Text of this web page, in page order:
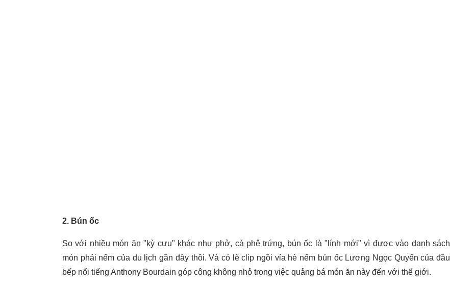
2. Bún ốc
So với nhiều món ăn "kỳ cựu" khác như phở, cà phê trứng, bún ốc là "lính mới" vì được vào danh sách
món phải nếm của du lịch gần đây thôi. Và có lẽ clip ngồi vỉa hè nếm bún ốc Lương Ngọc Quyến của đầu
bếp nổi tiếng Anthony Bourdain góp công không nhỏ trong việc quảng bá món ăn này đến với thế giới.